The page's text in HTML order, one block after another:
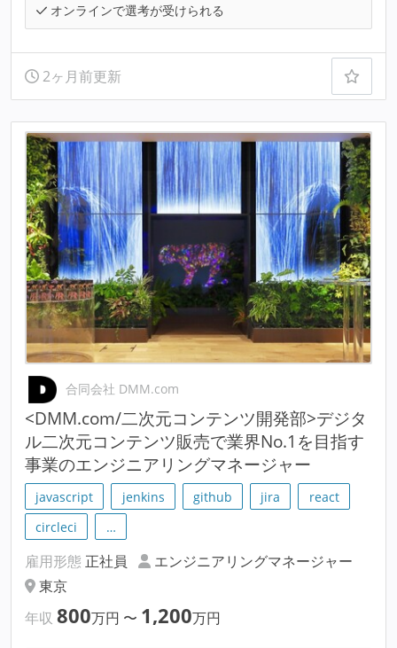
オンラインで選考が受けられる
2ヶ月前更新
合同会社 DMM.com
<DMM.com/二次元コンテンツ開発部>デジタ
ル二次元コンテンツ販売で業界No.1を目指す
事業のエンジニアリングマネージャー
javascript jenkins github jira
react
circleci
…
雇用形態 正社員
エンジニアリングマネージャー
東京
年収 800万円 〜 1,200万円